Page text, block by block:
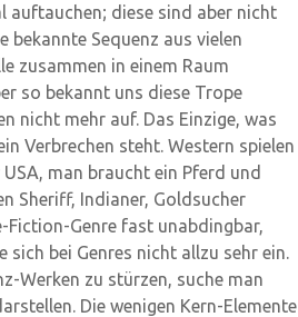
auftauchen; diese sind aber nicht
bekannte Sequenz aus vielen
zusammen in einem Raum
so bekannt uns diese Trope
nicht mehr auf. Das Einzige, was
Verbrechen steht. Western spielen
man braucht ein Pferd und
Sheriff, Indianer, Goldsucher
Fiction-Genre fast unabdingbar,
bei Genres nicht allzu sehr ein.
Werken zu stürzen, suche man
Die wenigen Kern-Elemente